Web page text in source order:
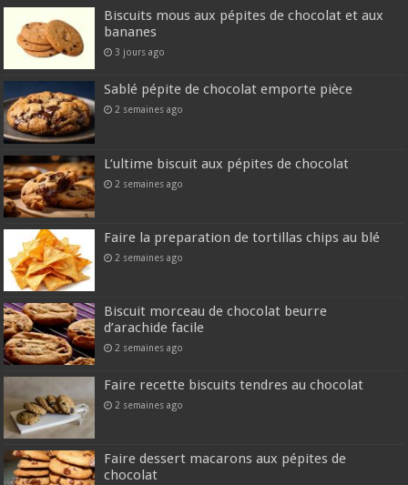
Biscuits mous aux pépites de chocolat et aux
bananes
3 jours ago
Sablé pépite de chocolat emporte pièce
2 semaines ago
L’ultime biscuit aux pépites de chocolat
2 semaines ago
Faire la preparation de tortillas chips au blé
2 semaines ago
Biscuit morceau de chocolat beurre
d’arachide facile
2 semaines ago
Faire recette biscuits tendres au chocolat
2 semaines ago
Faire dessert macarons aux pépites de
chocolat